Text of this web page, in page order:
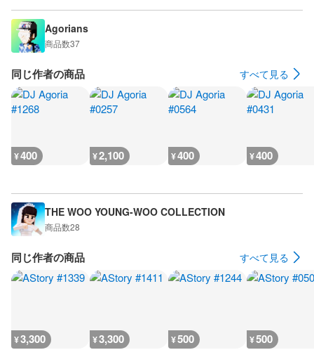
Agorians
商品数37
同じ作者の商品 すべて見る
¥400 ¥2,100 ¥400 ¥400
THE WOO YOUNG-WOO COLLECTION
商品数28
同じ作者の商品 すべて見る
¥3,300 ¥3,300 ¥500 ¥500